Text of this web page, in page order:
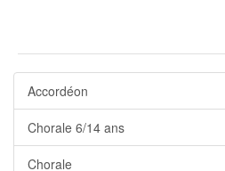
Accordéon
Chorale 6/14 ans
Chorale